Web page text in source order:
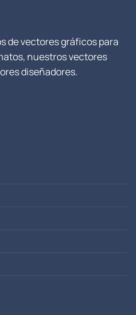
de vectores gráficos para
nuestros vectores
diseñadores.